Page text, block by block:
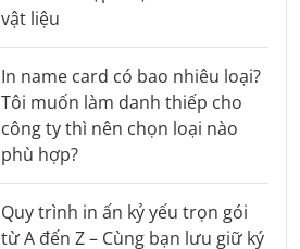
vật liệu
In name card có bao nhiêu loại?
Tôi muốn làm danh thiếp cho
công ty thì nên chọn loại nào
phù hợp?
Quy trình in ấn kỷ yếu trọn gói
từ A đến Z – Cùng bạn lưu giữ ký